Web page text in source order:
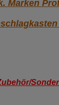
Marken